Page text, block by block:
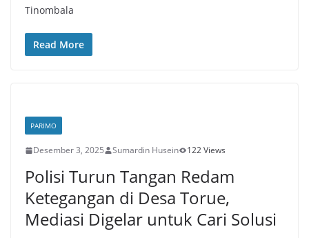
Tinombala
Read More
PARIMO
Desember 3, 2025 Sumardin Husein 122 Views
Polisi Turun Tangan Redam
Ketegangan di Desa Torue,
Mediasi Digelar untuk Cari Solusi